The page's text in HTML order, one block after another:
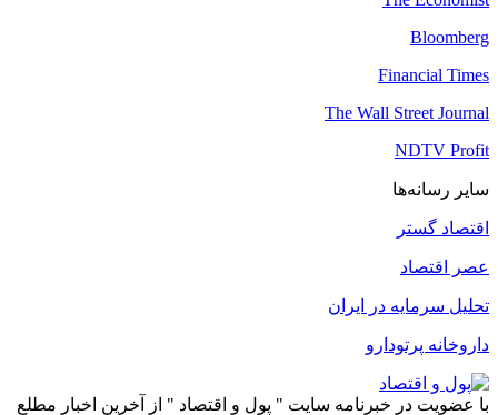
Bloomberg
Financial Times
The Wall Street Journal
NDTV Profit
سایر رسانه‌ها
اقتصاد گستر
عصر اقتصاد
تحلیل سرمایه در ایران
داروخانه پرتودارو
با عضویت در خبرنامه سایت " پول و اقتصاد " از آخرین اخبار مطلع